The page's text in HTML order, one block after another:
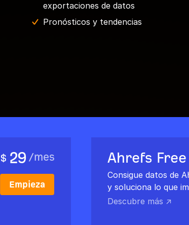
exportaciones de datos
Pronósticos y tendencias
$ 29 /mes
Empieza
Ahrefs Free
Consigue datos de
y soluciona lo que
Descubre más ↗